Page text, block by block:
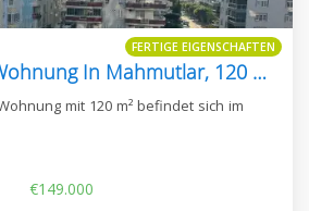
FERTIGE EIGENSCHAFTEN
Möblierte 2+1-Wohnung In Mahmutlar, 120 M²
mit 120 m² befindet sich im
€149.000